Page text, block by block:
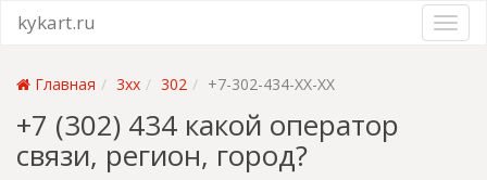
kykart.ru
Главная 3xx 302 +7-302-434-XX-XX
+7 (302) 434 какой оператор
связи, регион, город?